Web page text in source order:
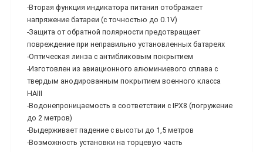
-Вторая функция индикатора питания отображает
напряжение батареи (с точностью до 0.1V)
-Защита от обратной полярности предотвращает
повреждение при неправильно установленных батареях
-Оптическая линза с антибликовым покрытием
-Изготовлен из авиационного алюминиевого сплава с
твердым анодированным покрытием военного класса
НАIII
-Водонепроницаемость в соответствии с IPX8 (погружение
до 2 метров)
-Выдерживает падение с высоты до 1,5 метров
-Возможность установки на торцевую часть